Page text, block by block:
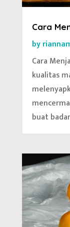
Cara
by
Cara
kualitas
buat